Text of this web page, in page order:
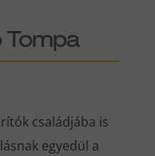
Tompa
családjába is
egyedül a